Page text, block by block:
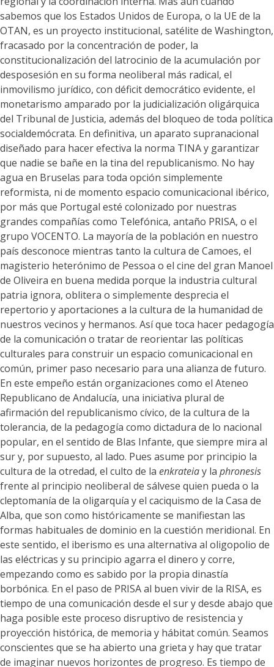
sabemos que los Estados Unidos de Europa, o la UE de la
OTAN, es un proyecto institucional, satélite de Washington,
fracasado por la concentración de poder, la
constitucionalización del latrocinio de la acumulación por
desposesión en su forma neoliberal más radical, el
inmovilismo jurídico, con déficit democrático evidente, el
monetarismo amparado por la judicialización oligárquica
del Tribunal de Justicia, además del bloqueo de toda política
socialdemócrata. En definitiva, un aparato supranacional
diseñado para hacer efectiva la norma TINA y garantizar
que nadie se bañe en la tina del republicanismo. No hay
agua en Bruselas para toda opción simplemente
reformista, ni de momento espacio comunicacional ibérico,
por más que Portugal esté colonizado por nuestras
grandes compañías como Telefónica, antaño PRISA, o el
grupo VOCENTO. La mayoría de la población en nuestro
país desconoce mientras tanto la cultura de Camoes, el
magisterio heterónimo de Pessoa o el cine del gran Manoel
de Oliveira en buena medida porque la industria cultural
patria ignora, oblitera o simplemente desprecia el
repertorio y aportaciones a la cultura de la humanidad de
nuestros vecinos y hermanos. Así que toca hacer pedagogía
de la comunicación o tratar de reorientar las políticas
culturales para construir un espacio comunicacional en
común, primer paso necesario para una alianza de futuro.
En este empeño están organizaciones como el Ateneo
Republicano de Andalucía, una iniciativa plural de
afirmación del republicanismo cívico, de la cultura de la
tolerancia, de la pedagogía como dictadura de lo nacional
popular, en el sentido de Blas Infante, que siempre mira al
sur y, por supuesto, al lado. Pues asume por principio la
cultura de la otredad, el culto de la enkrateiay la phronesis
frente al principio neoliberal de sálvese quien pueda o la
cleptomanía de la oligarquía y el caciquismo de la Casa de
Alba, que son como históricamente se manifiestan las
formas habituales de dominio en la cuestión meridional. En
este sentido, el iberismo es una alternativa al oligopolio de
las eléctricas y su principio agarra el dinero y corre,
empezando como es sabido por la propia dinastía
borbónica. En el paso de PRISA al buen vivir de la RISA, es
tiempo de una comunicación desde el sur y desde abajo que
haga posible este proceso disruptivo de resistencia y
proyección histórica, de memoria y hábitat común. Seamos
conscientes que se ha abierto una grieta y hay que tratar
de imaginar nuevos horizontes de progreso. Es tiempo de